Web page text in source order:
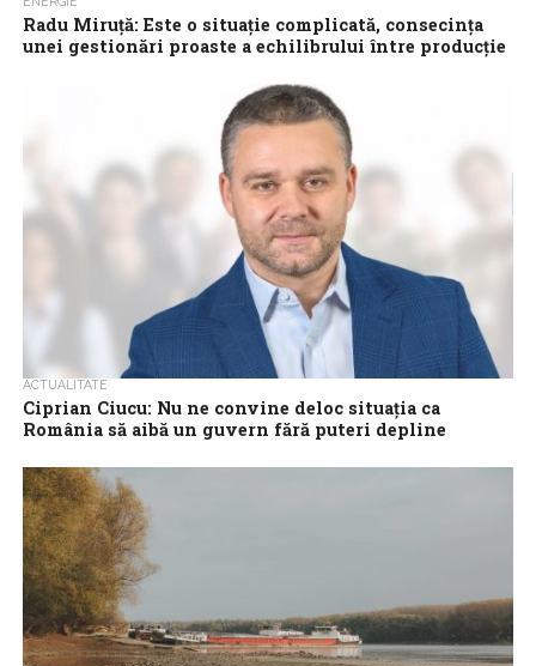
Radu Miruţă: Este o situaţie complicată, consecinţa
unei gestionări proaste a echilibrului între producţie
Radu Miruţă, fost ministru al Energiei, a vorbit, duminică seară, la
Euronews, despre situaţia de pe Dunăre. „Da, este o situaţie
ACTUALITATE
Ciprian Ciucu: Nu ne convine deloc situaţia ca
România să aibă un guvern fără puteri depline
preşedintelui PNL, a declarat că liberalilor nu le convine situaţia în
care se află...